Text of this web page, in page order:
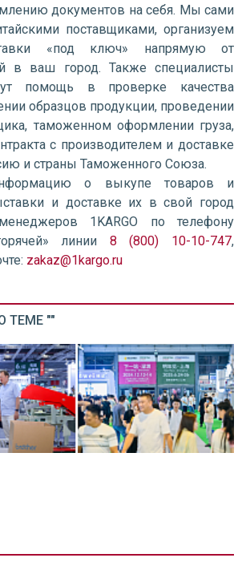
документов на себя. Мы сами
поставщиками, организуем
«под ключ» напрямую от
в ваш город. Также специалисты
помощь в проверке качества
образцов продукции, проведении
таможенном оформлении груза,
с производителем и доставке
и страны Таможенного Союза.
о выкупе товаров и
и доставке их в свой город
1KARGO по телефону
линии 8 (800) 10-10-747,
zakaz@1kargo.ru
ТЕМЕ ""